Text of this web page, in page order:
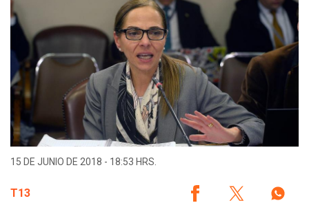
15 DE JUNIO DE 2018 - 18:53 HRS.
T13